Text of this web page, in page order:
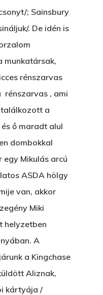
; Sainsbury
. De idén is
munkatársak,
rénszarvas
rénszarvas , ami
találkozott a
ő maradt alul
dombokkal
egy Mikulás arcú
ASDA hölgy
van, akkor
Miki
helyzetben
A
a Kingchase
Aliznak,
kártyája /